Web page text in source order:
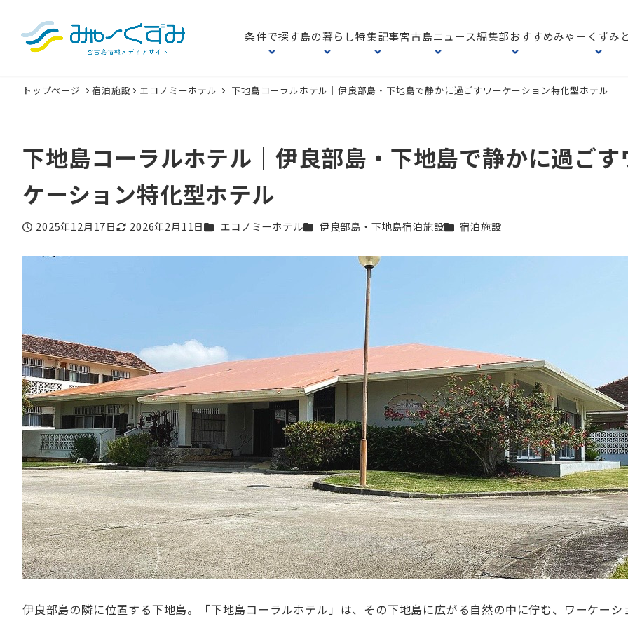
条件で探す島の暮らし特集記事宮古島ニュース編集部おすすめみゃーくずみ
トップページ 宿泊施設 エコノミーホテル 下地島コーラルホテル｜伊良部島・下地島で静かに過ごすワーケーション特化型ホテル
下地島コーラルホテル｜伊良部島・下地島で静かに過ごす
ケーション特化型ホテル
投稿日
2025年12月17日
更新日
2026年2月11日カテゴリー
エコノミーホテルカテゴリー
伊良部島・下地島宿泊施設カテゴリー
宿泊施設
伊良部島の隣に位置する下地島。「下地島コーラルホテル」は、その下地島に広がる自然の中に佇む、ワーケーシ